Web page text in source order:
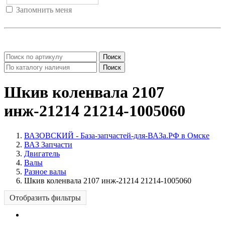
Запомнить меня
Поиск
Поиск
Шкив коленвала 2107
инж-21214 21214-1005060
ВАЗОВСКИЙ - База-запчастей-для-ВАЗа.РФ в Омске
ВАЗ Запчасти
Двигатель
Валы
Разное валы
Шкив коленвала 2107 инж-21214 21214-1005060
Отобразить фильтры